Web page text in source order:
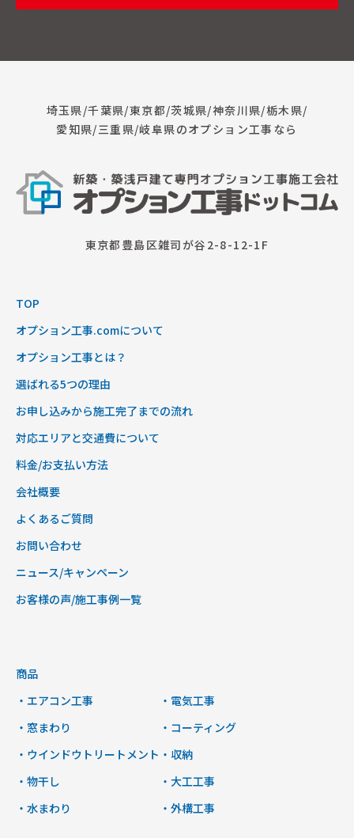
埼玉県/千葉県/東京都/茨城県/神奈川県/栃木県/
愛知県/三重県/岐阜県のオプション工事なら
東京都豊島区雑司が谷2-8-12-1F
TOP
オプション工事.comについて
オプション工事とは？
選ばれる5つの理由
お申し込みから施工完了までの流れ
対応エリアと交通費について
料金/お支払い方法
会社概要
よくあるご質問
お問い合わせ
ニュース/キャンペーン
お客様の声/施工事例一覧
商品
・エアコン工事
・窓まわり
・ウインドウトリートメント
・物干し
・水まわり
・電気工事
・コーティング
・収納
・大工工事
・外構工事